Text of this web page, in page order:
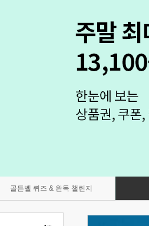
골든벨 퀴즈 & 완독 챌린지